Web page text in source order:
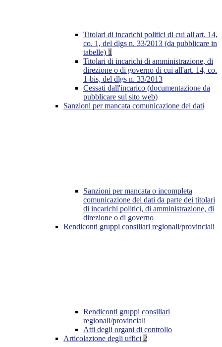
Titolari di incarichi politici di cui all'art. 14,
co. 1, del dlgs n. 33/2013 (da pubblicare in
tabelle) 1
Titolari di incarichi di amministrazione, di
direzione o di governo di cui all'art. 14, co.
1-bis, del dlgs n. 33/2013
Cessati dall'incarico (documentazione da
pubblicare sul sito web)
Sanzioni per mancata comunicazione dei dati
Sanzioni per mancata o incompleta
comunicazione dei dati da parte dei titolari
di incarichi politici, di amministrazione, di
direzione o di governo
Rendiconti gruppi consiliari regionali/provinciali
Rendiconti gruppi consiliari
regionali/provinciali
Atti degli organi di controllo
Articolazione degli uffici 2